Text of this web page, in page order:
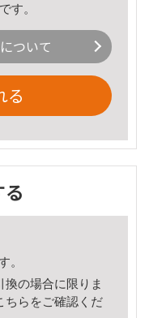
す。
ついて
る
。
の場合に限りま
ちら をご確認くだ